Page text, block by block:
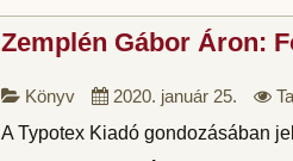
Zemplén Gábor Áron:
Könyv 2020. január 25.
A Typotex Kiadó gondozásában